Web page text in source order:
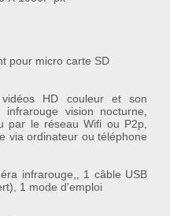
pour micro carte SD
HD couleur et son
vision nocturne,
par le réseau Wifi ou P2p,
via ordinateur ou téléphone
infrarouge,, 1 câble USB
1 mode d'emploi